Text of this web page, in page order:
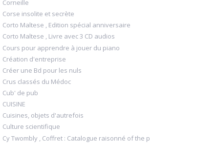
Corneille
Corse insolite et secrète
Corto Maltese , Edition spécial anniversaire
Corto Maltese , Livre avec 3 CD audios
Cours pour apprendre à jouer du piano
Création d'entreprise
Créer une Bd pour les nuls
Crus classés du Médoc
Cub' de pub
CUISINE
Cuisines, objets d'autrefois
Culture scientifique
Cy Twombly , Coffret : Catalogue raisonné of the p